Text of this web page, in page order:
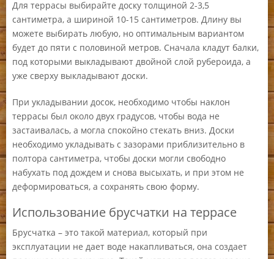
Для террасы выбирайте доску толщиной 2-3,5
сантиметра, а шириной 10-15 сантиметров. Длину вы
можете выбирать любую, но оптимальным вариантом
будет до пяти с половиной метров. Сначала кладут балки,
под которыми выкладывают двойной слой рубероида, а
уже сверху выкладывают доски.
При укладывании досок, необходимо чтобы наклон
террасы был около двух градусов, чтобы вода не
застаивалась, а могла спокойно стекать вниз. Доски
необходимо укладывать с зазорами приблизительно в
полтора сантиметра, чтобы доски могли свободно
набухать под дождем и снова высыхать, и при этом не
деформироваться, а сохранять свою форму.
Использование брусчатки на террасе
Брусчатка – это такой материал, который при
эксплуатации не дает воде накапливаться, она создает